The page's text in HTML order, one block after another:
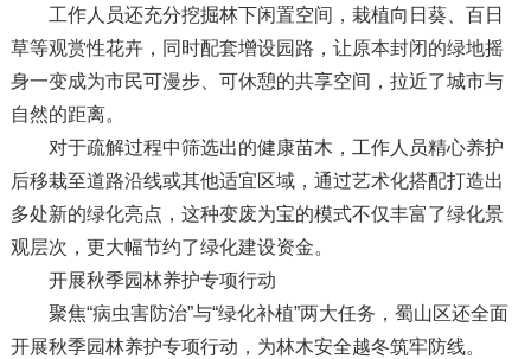
工作人员还充分挖掘林下闲置空间，栽植向日葵、百日
草等观赏性花卉，同时配套增设园路，让原本封闭的绿地摇
身一变成为市民可漫步、可休憩的共享空间，拉近了城市与
自然的距离。
对于疏解过程中筛选出的健康苗木，工作人员精心养护
后移栽至道路沿线或其他适宜区域，通过艺术化搭配打造出
多处新的绿化亮点，这种变废为宝的模式不仅丰富了绿化景
观层次，更大幅节约了绿化建设资金。
开展秋季园林养护专项行动
聚焦“病虫害防治”与“绿化补植”两大任务，蜀山区还全面
开展秋季园林养护专项行动，为林木安全越冬筑牢防线。